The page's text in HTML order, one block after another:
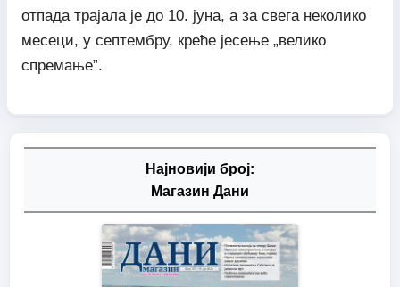
отпада трајала је до 10. јуна, а за свега неколико
месеци, у септембру, креће јесење „велико
спремање”.
Најновији број:
Магазин Дани